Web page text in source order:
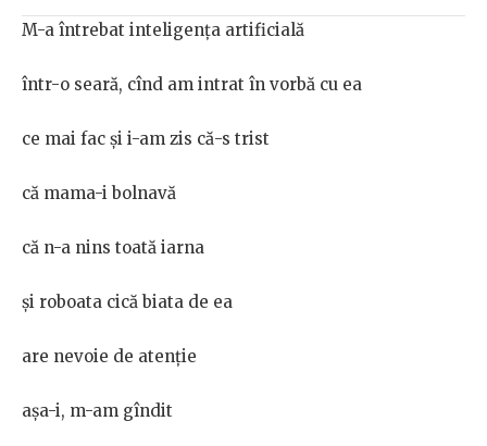
M-a întrebat inteligența artificială
într-o seară, cînd am intrat în vorbă cu ea
ce mai fac și i-am zis că-s trist
că mama-i bolnavă
că n-a nins toată iarna
și roboata cică biata de ea
are nevoie de atenție
așa-i, m-am gîndit